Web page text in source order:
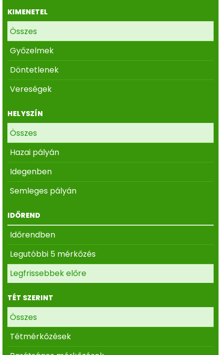
KIMENETEL
Összes
Győzelmek
Döntetlenek
Vereségek
HELYSZÍN
Összes
Hazai pályán
Idegenben
Semleges pályán
IDŐREND
Időrendben
Legutóbbi 5 mérkőzés
Legfrissebbek előre
TÉT SZERINT
Összes
Tétmérkőzések